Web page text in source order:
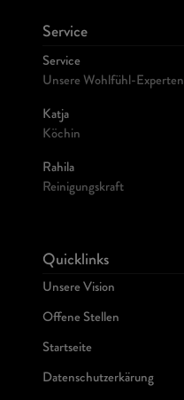
Service
Service
Unsere Wohlfühl-Experten
Katja
Köchin
Rahila
Reinigungskraft
Quicklinks
Unsere Vision
Offene Stellen
Startseite
Datenschutzerkärung